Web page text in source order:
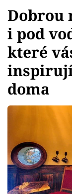
Témata
Bydlení
Zahrada
Sledujte
Přihlášení
Dobrou
i pod
které
doma